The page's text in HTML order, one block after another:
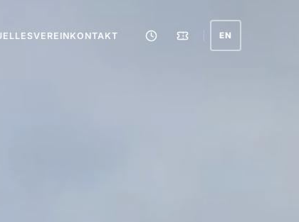
VEREINKONTAKT EN